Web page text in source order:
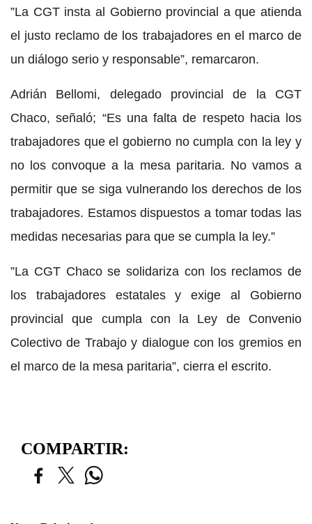
”La CGT insta al Gobierno provincial a que atienda
el justo reclamo de los trabajadores en el marco de
un diálogo serio y responsable”, remarcaron.
Adrián Bellomi, delegado provincial de la CGT
Chaco, señaló; “Es una falta de respeto hacia los
trabajadores que el gobierno no cumpla con la ley y
no los convoque a la mesa paritaria. No vamos a
permitir que se siga vulnerando los derechos de los
trabajadores. Estamos dispuestos a tomar todas las
medidas necesarias para que se cumpla la ley.”
”La CGT Chaco se solidariza con los reclamos de
los trabajadores estatales y exige al Gobierno
provincial que cumpla con la Ley de Convenio
Colectivo de Trabajo y dialogue con los gremios en
el marco de la mesa paritaria”, cierra el escrito.
COMPARTIR: